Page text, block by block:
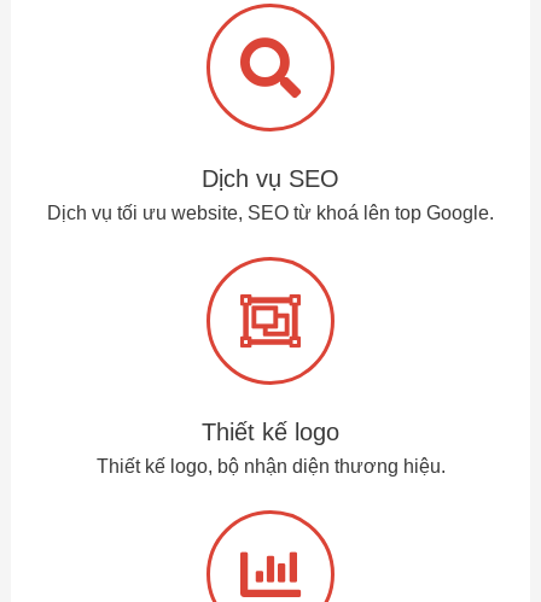
Dịch vụ SEO
Dịch vụ tối ưu website, SEO từ khoá lên top Google.
Thiết kế logo
Thiết kế logo, bộ nhận diện thương hiệu.